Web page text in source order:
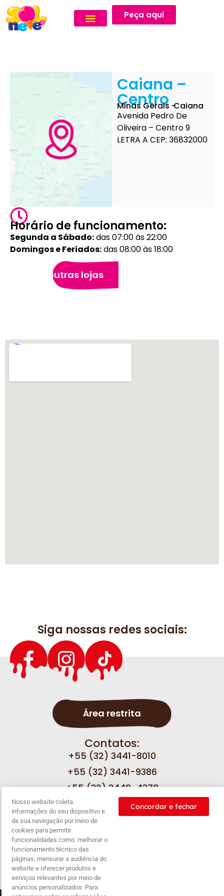
Peça aqui
Caiana –
Centro
Minas Gerais -Caiana
Avenida Pedro De
Oliveira – Centro 9
LETRA A CEP: 36832000
Horário de funcionamento:
Segunda a Sábado:das 07:00 às 22:00
Domingos e Feriados:das 08:00 às 18:00
Veja outras lojas
Siga nossas redes sociais:
Área restrita
Contatos:
+55 (32) 3441-8010
+55 (32) 3441-9386
+55 (32) 3449-4378
Fale com a gente
Nossas
promoções
Política de
privacidade
Nosso website coleta
informações do seu dispositivo e
da sua navegação por meio de
cookies para permitir
funcionalidades como: melhorar o
funcionamento técnico das
páginas, mensurar a audiência do
website e oferecer produtos e
serviços relevantes por meio de
anúncios personalizados. Para
Concordar e fechar